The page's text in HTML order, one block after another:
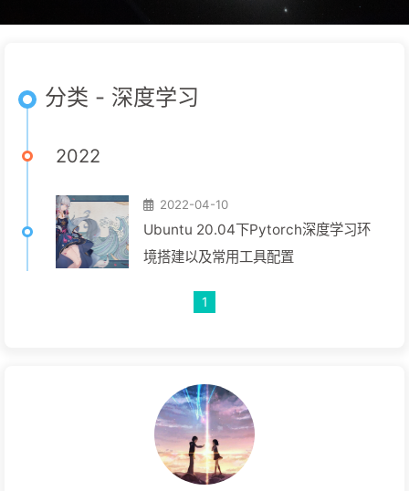
分类 - 深度学习
2022
2022-04-10
Ubuntu 20.04下Pytorch深度学习环
境搭建以及常用工具配置
1